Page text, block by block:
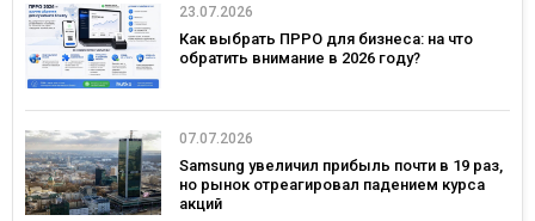
23.07.2026
Как выбрать ПРРО для бизнеса: на что
обратить внимание в 2026 году?
07.07.2026
Samsung увеличил прибыль почти в 19 раз,
но рынок отреагировал падением курса
акций